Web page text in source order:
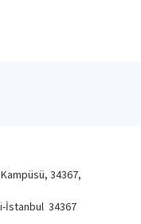
34367,
İstanbul 34367